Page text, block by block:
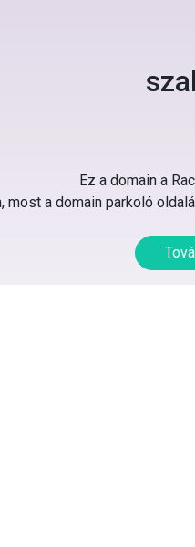
Ez a domain a
most a domain parkoló